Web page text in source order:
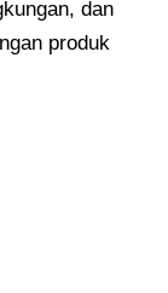
dan
produk